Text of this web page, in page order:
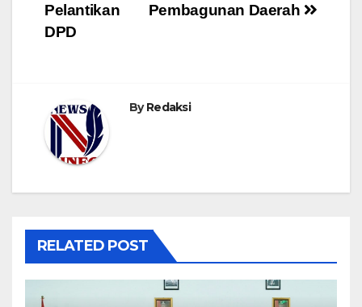
Pembagunan Daerah
Pelantikan
DPD
ByRedaksi
RELATED POST